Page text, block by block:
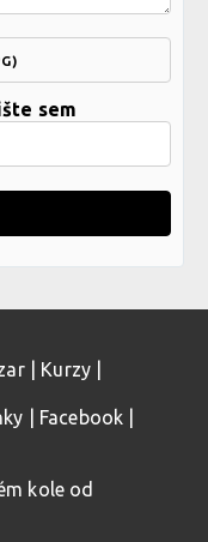
sem
| Kurzy
Facebook
kole od